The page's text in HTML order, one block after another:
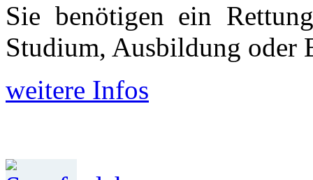
Sie benötigen ein
Studium, Aus­bildung oder
weitere Infos